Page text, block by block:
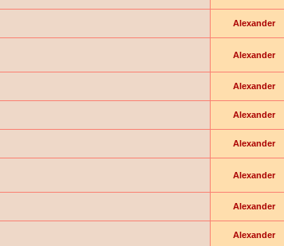
Alexander
Alexander
Alexander
Alexander
Alexander
Alexander
Alexander
Alexander